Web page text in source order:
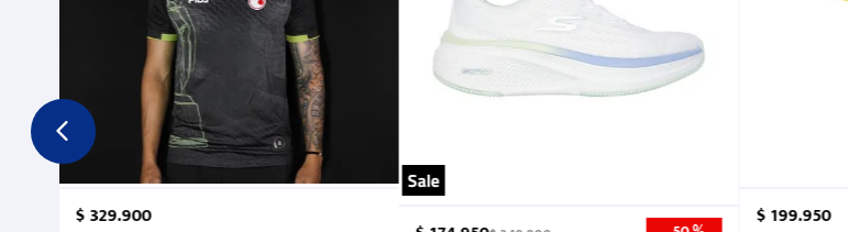
$329.900
Sale
$199.950